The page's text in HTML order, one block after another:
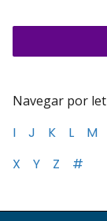
Navegar por
I
J K L M
X
Y Z #